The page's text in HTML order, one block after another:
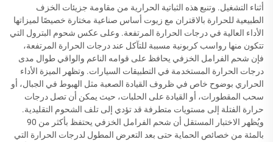
أثناء التشغيل. وتنبع هذه الثباتية الحرارية من مقاومة جزيئات الخزف
الطبيعية للحرارة بالاقتران مع زيوت أساس صناعية مختارة خصيصًا لميزاتها
الأداء العالية في درجات الحرارة المرتفعة. وعلى عكس شحوم البترول التي
تتكون منها رواسب كربونية مسببة للتآكل عند درجات الحرارة المرتفعة،
فإن شحم الفرامل الخزفي يحافظ على قوامه الناعم والواقي طوال مدى
درجات الحرارة المستخدمة في التطبيقات السيارات. وتظهر الميزة الأداء
الحراري بوضوح خاص في ظروف القيادة الصعبة مثل الهبوط في الجبال، أو
سحب المقطورات، أو القيادة على الحلبات، حيث يمكن أن تصل درجات
حرارة الفتلة إلى مستويات متطرفة قد تؤدي إلى تلف الشحوم التقليدية.
ويُظهر الاختبار المستقل أن شحم الفرامل الخزفي يحتفظ بأكثر من 90
بالمئة من خصائص الحماية حتى بعد التعرض المطول لدرجات الحرارة التي